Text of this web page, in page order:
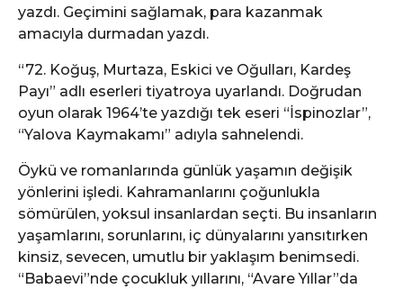
yazdı. Geçimini sağlamak, para kazanmak
amacıyla durmadan yazdı.
“72. Koğuş, Murtaza, Eskici ve Oğulları, Kardeş
Payı” adlı eserleri tiyatroya uyarlandı. Doğrudan
oyun olarak 1964’te yazdığı tek eseri “İspinozlar”,
“Yalova Kaymakamı” adıyla sahnelendi.
Öykü ve romanlarında günlük yaşamın değişik
yönlerini işledi. Kahramanlarını çoğunlukla
sömürülen, yoksul insanlardan seçti. Bu insanların
yaşamlarını, sorunlarını, iç dünyalarını yansıtırken
kinsiz, sevecen, umutlu bir yaklaşım benimsedi.
“Babaevi”nde çocukluk yıllarını, “Avare Yıllar”da